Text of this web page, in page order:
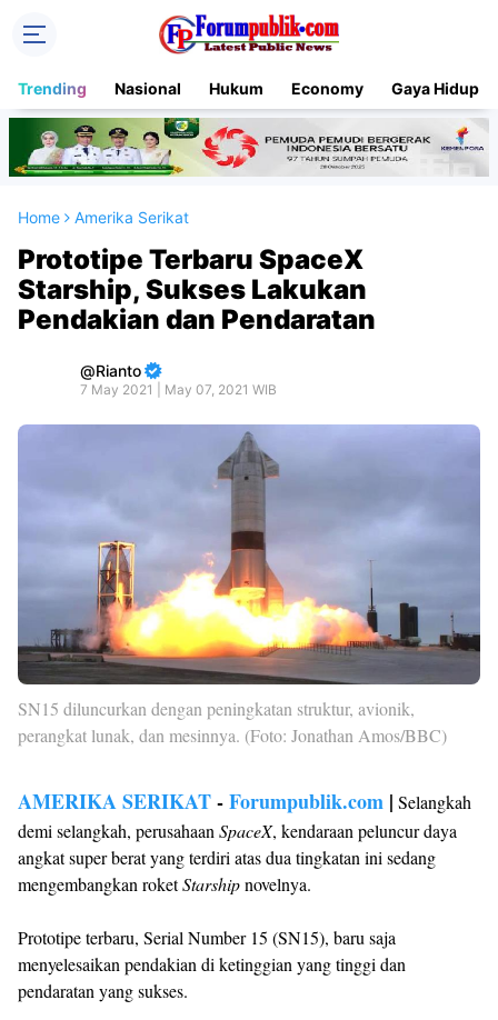
Trending Nasional Hukum Economy Gaya Hidup
Home Amerika Serikat
Prototipe Terbaru SpaceX
Starship, Sukses Lakukan
Pendakian dan Pendaratan
Rianto
7 May 2021 | May 07, 2021 WIB
SN15 diluncurkan dengan peningkatan struktur, avionik,
perangkat lunak, dan mesinnya. (Foto: Jonathan Amos/BBC)
AMERIKA SERIKAT-Forumpublik.com | Selangkah
demi selangkah, perusahaan SpaceX, kendaraan peluncur daya
angkat super berat yang terdiri atas dua tingkatan ini sedang
mengembangkan roketStarshipnovelnya.
Prototipe terbaru, Serial Number 15 (SN15), baru saja
menyelesaikan pendakian di ketinggian yang tinggi dan
pendaratan yang sukses.